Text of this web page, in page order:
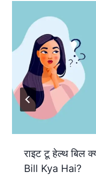
राइट टू हेल्थ बिल
Bill Kya Hai?